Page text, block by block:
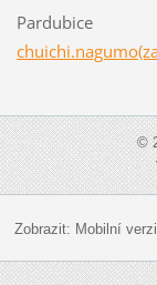
Pardubice
©
Zobrazit: Mobilní verzi